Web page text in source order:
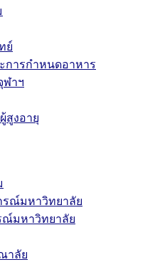
ย์
การกำหนดอาหาร
ฬาฯ
สูงอายุ
รณ์มหาวิทยาลัย
ณ์มหาวิทยาลัย
าลัย